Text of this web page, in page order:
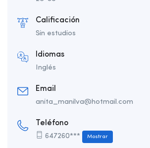
Calificación
Sin estudios
Idiomas
Inglés
Email
anita_manilva@hotmail.com
Teléfono
647260*** Mostrar